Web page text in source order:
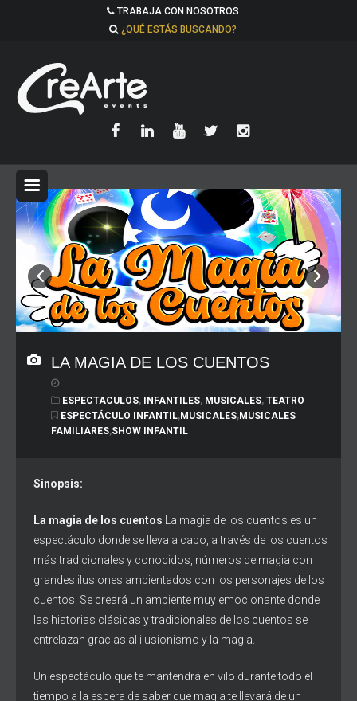
TRABAJA CON NOSOTROS
¿QUÉ ESTÁS BUSCANDO?
LA MAGIA DE LOS CUENTOS
ESPECTACULOS, INFANTILES, MUSICALES, TEATRO
ESPECTÁCULO INFANTIL,MUSICALES,MUSICALES
FAMILIARES,SHOW INFANTIL
Sinopsis:
La magia de los cuentos La magia de los cuentos es un
espectáculo donde se lleva a cabo, a través de los cuentos
más tradicionales y conocidos, números de magia con
grandes ilusiones ambientados con los personajes de los
cuentos. Se creará un ambiente muy emocionante donde
las historias clásicas y tradicionales de los cuentos se
entrelazan gracias al ilusionismo y la magia.
Un espectáculo que te mantendrá en vilo durante todo el
tiempo a la espera de saber que magia te llevará de un